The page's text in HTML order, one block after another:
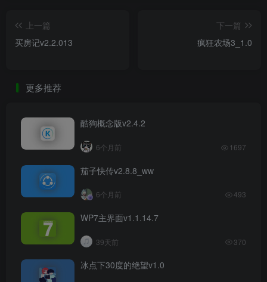
上一篇
买房记v2.2.013
下一篇
疯狂农场3_1.0
更多推荐
酷狗概念版v2.4.2
6个月前 1697
茄子快传v2.8.8_ww
6个月前 493
WP7主界面v1.1.14.7
39天前 370
冰点下30度的绝望v1.0